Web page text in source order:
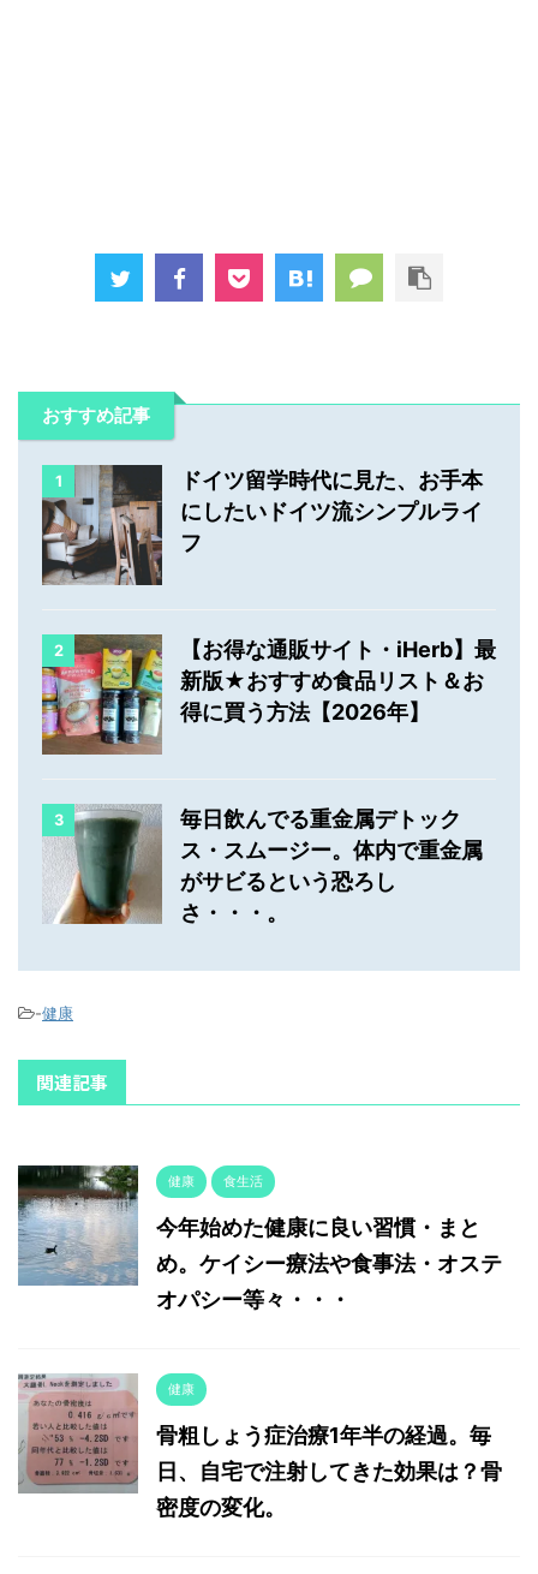
おすすめ記事
1
ドイツ留学時代に見た、お手本
にしたいドイツ流シンプルライ
フ
2
【お得な通販サイト・iHerb】最
新版★おすすめ食品リスト＆お
得に買う方法【2026年】
3
毎日飲んでる重金属デトック
ス・スムージー。体内で重金属
がサビるという恐ろし
さ・・・。
-健康
関連記事
健康 食生活
今年始めた健康に良い習慣・まと
め。ケイシー療法や食事法・オステ
オパシー等々・・・
健康
骨粗しょう症治療1年半の経過。毎
日、自宅で注射してきた効果は？骨
密度の変化。